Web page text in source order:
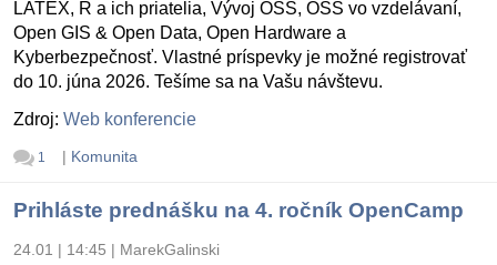
LATEX, R a ich priatelia, Vývoj OSS, OSS vo vzdelávaní,
Open GIS & Open Data, Open Hardware a
Kyberbezpečnosť. Vlastné príspevky je možné registrovať
do 10. júna 2026. Tešíme sa na Vašu návštevu.
Zdroj: Web konferencie
1 | Komunita
Prihláste prednášku na 4. ročník OpenCamp
24.01 | 14:45 | MarekGalinski